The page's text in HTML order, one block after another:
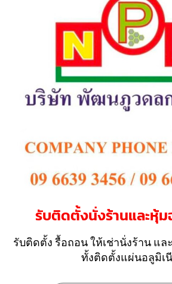
รับติดตั้งนั่งร้านและหุ้ม
รับติดตั้ง รื้อถอน ให้เช่านั่งร้าน แ
ทั้งติดตั้งแผ่นอลูมิเ